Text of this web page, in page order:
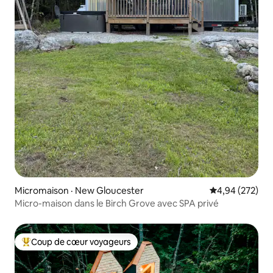
Micromaison · New Gloucester Note
4,94 (272)
Micro-maison dans le Birch Grove avec SPA privé
Coup de cœur voyageurs parmi les plus aimés
Coup de cœur voyageurs